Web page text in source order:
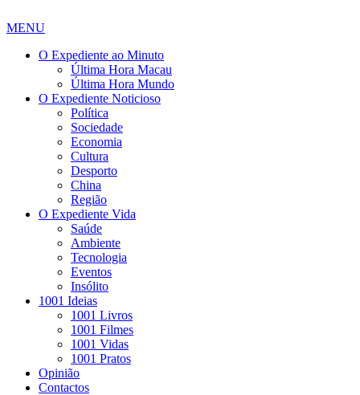
MENU
O Expediente ao Minuto
Última Hora Macau
Última Hora Mundo
O Expediente Noticioso
Política
Sociedade
Economia
Cultura
Desporto
China
Região
O Expediente Vida
Saúde
Ambiente
Tecnologia
Eventos
Insólito
1001 Ideias
1001 Livros
1001 Filmes
1001 Vidas
1001 Pratos
Opinião
Contactos